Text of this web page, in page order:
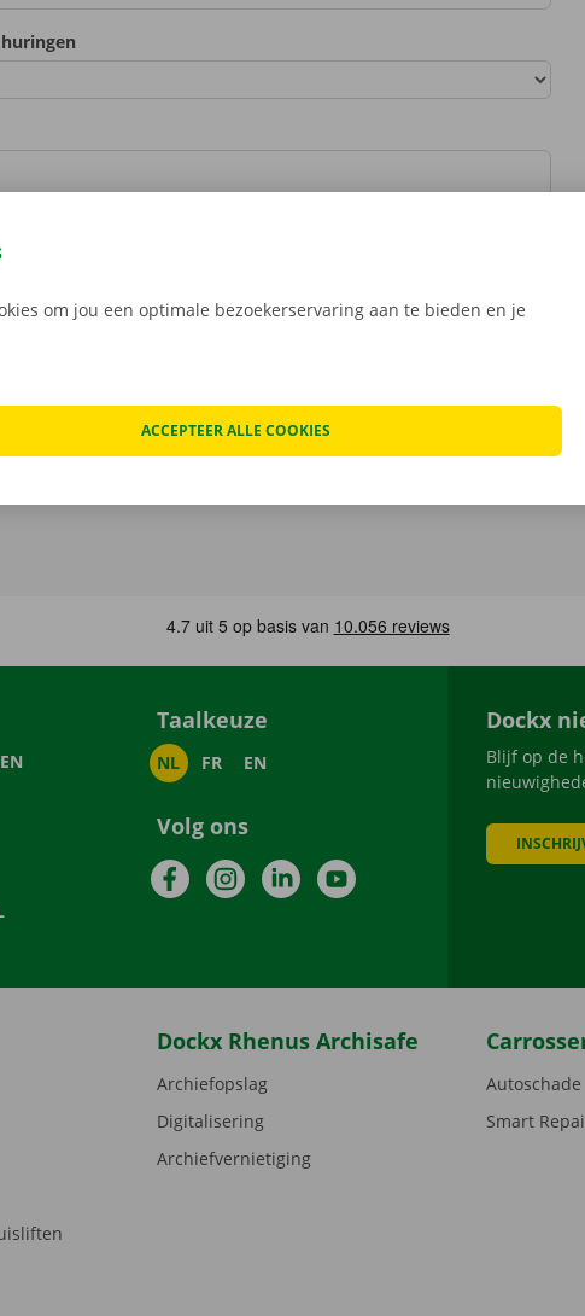
Taalkeuze
NL FR EN
Volg ons
FacebookInstagramLinkedInYouTube
Dockx
Blijf op de
Dockx Rhenus Archisafe
Archiefopslag
Digitalisering
Archiefvernietiging
Autoschade
Smart
om jou een optimale bezoekerservaring aan te bieden en je
ACCEPTEER ALLE COOKIES